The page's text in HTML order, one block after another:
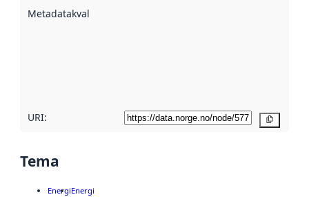
Metadatakvalitet
URI:
Tema
EnergiEnergi